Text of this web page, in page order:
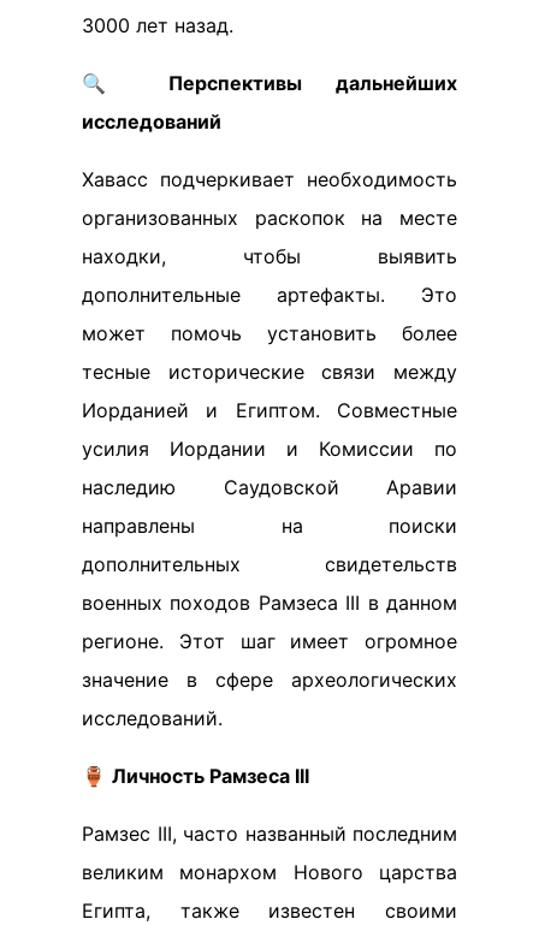
3000 лет назад.
🔍 Перспективы дальнейших
исследований
Хавасс подчеркивает необходимость
организованных раскопок на месте
находки, чтобы выявить
дополнительные артефакты. Это
может помочь установить более
тесные исторические связи между
Иорданией и Египтом. Совместные
усилия Иордании и Комиссии по
наследию Саудовской Аравии
направлены на поиски
дополнительных свидетельств
военных походов Рамзеса III в данном
регионе. Этот шаг имеет огромное
значение в сфере археологических
исследований.
🏺 Личность Рамзеса III
Рамзес III, часто названный последним
великим монархом Нового царства
Египта, также известен своими